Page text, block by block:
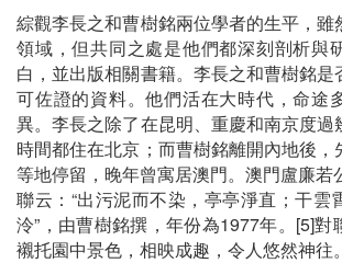
綜觀李長之和曹樹銘兩位學者的生平，雖
領域，但共同之處是他們都深刻剖析與
白，並出版相關書籍。李長之和曹樹銘是
可佐證的資料。他們活在大時代，命途
異。李長之除了在昆明、重慶和南京度過
時間都住在北京；而曹樹銘離開內地後
等地停留，晚年曾寓居澳門。澳門盧廉若
聯云：“出污泥而不染，亭亭淨直；干雲
泠”，由曹樹銘撰，年份為1977年。[5]對
襯托園中景色，相映成趣，令人悠然神往。